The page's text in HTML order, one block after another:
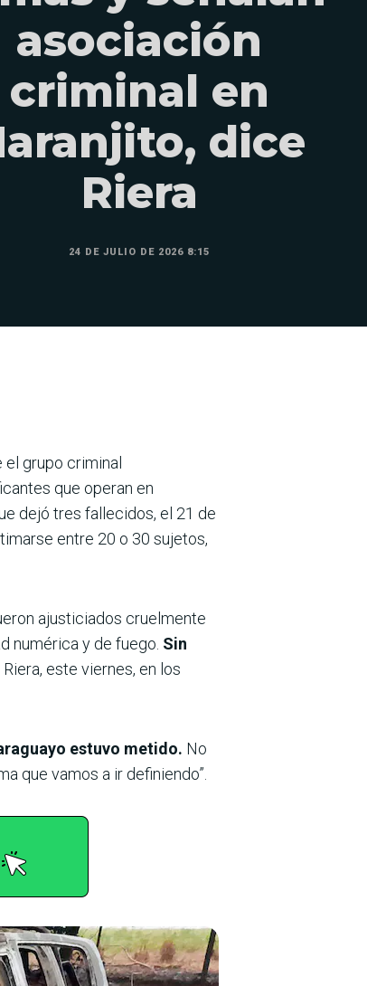
asociación
criminal en
dice
Riera
24 DE JULIO DE 2026 8:15
grupo criminal
que operan en
dejó tres fallecidos, el 21 de
entre 20 o 30 sujetos,
ajusticiados cruelmente
numérica y de fuego. Sin
este viernes, en los
estuvo metido. No
que vamos a ir definiendo”.